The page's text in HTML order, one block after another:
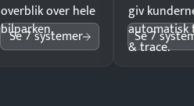
overblik over hele
bilparken.
Se 7 systemer
giv
automatisk
& trace.
Se 7